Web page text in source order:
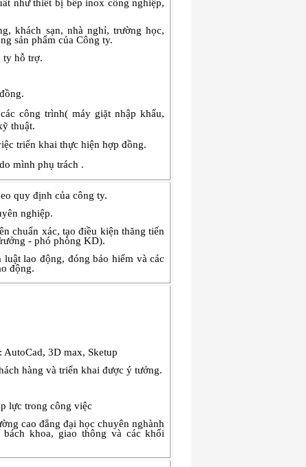
như thiết bị bếp inox công nghiệp,
khách sạn, nhà nghỉ, trường học,
sản phẩm của Công ty.
ty hỗ trợ.
ác công trình( máy giặt nhập khẩu,
thuật.
triển khai thực hiện hợp đồng.
do mình phụ trách .
quy định của công ty.
nghiệp.
chuẩn xác, tạo điều kiện thăng tiến
- phó phòng KD).
lao động, đóng bảo hiểm và các
động.
AutoCad, 3D max, Sketup
hàng và triển khai được ý tưởng.
lực trong công việc
cao đẳng đại học chuyên nghành
khoa, giao thông và các khối